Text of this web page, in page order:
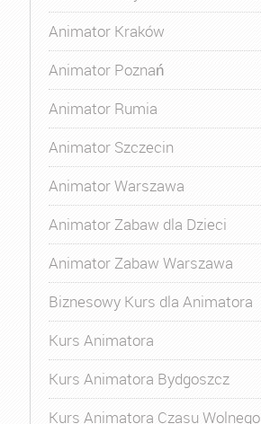
Animator Kraków
Animator Poznań
Animator Rumia
Animator Szczecin
Animator Warszawa
Animator Zabaw dla Dzieci
Animator Zabaw Warszawa
Biznesowy Kurs dla Animatora
Kurs Animatora
Kurs Animatora Bydgoszcz
Kurs Animatora Czasu Wolnego